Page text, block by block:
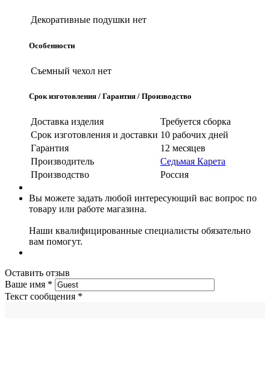
Декоративные подушки нет
Особенности
Съемный чехол нет
Срок изготовления / Гарантия / Производство
Доставка изделия
Требуется сборка
Срок изготовления и доставки 10 рабочих дней
Гарантия
12 месяцев
Производитель
Седьмая Карета
Производство
Россия
Вы можете задать любой интересующий вас вопрос по
товару или работе магазина.
Наши квалифицированные специалисты обязательно
вам помогут.
Оставить отзыв
Ваше имя *
Текст сообщения *